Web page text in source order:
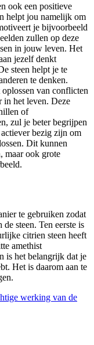
ook een positieve
helpt jou namelijk om
je bijvoorbeeld
zullen op deze
in jouw leven. Het
jezelf denkt
steen helpt je te
te denken.
oplossen van conflicten
in het leven. Deze
of
zul je beter begrijpen
bezig zijn om
Dit kunnen
maar ook grote
te gebruiken zodat
steen. Ten eerste is
citrien steen heeft
amethist
is het belangrijk dat je
Het is daarom aan te
werking van de